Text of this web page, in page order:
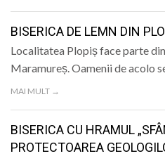
BISERICA DE LEMN DIN
Localitatea Plopiș face parte
Maramureș. Oamenii de acolo
MAI MULT →
BISERICA CU HRAMUL
PROTECTOAREA